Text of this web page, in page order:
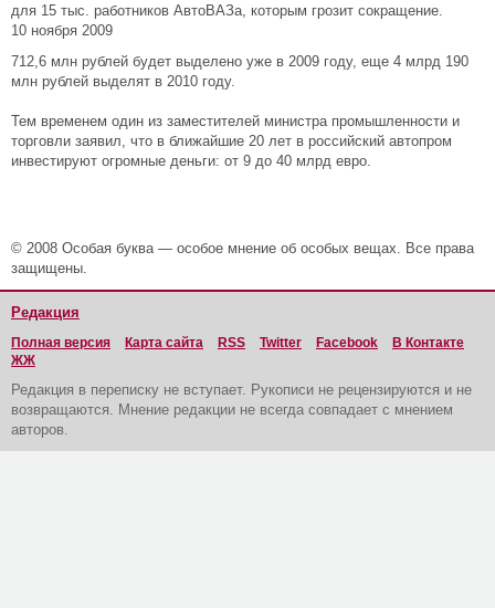
для 15 тыс. работников АвтоВАЗа, которым грозит сокращение.
10 ноября 2009
712,6 млн рублей будет выделено уже в 2009 году, еще 4 млрд 190
млн рублей выделят в 2010 году.
Тем временем один из заместителей министра промышленности и
торговли заявил, что в ближайшие 20 лет в российский автопром
инвестируют огромные деньги: от 9 до 40 млрд евро.
© 2008 Особая буква — особое мнение об особых вещах. Все права
защищены.
Редакция
Полная версия Карта сайта RSS Twitter Facebook
В Контакте
ЖЖ
Редакция в переписку не вступает. Рукописи не рецензируются и не
возвращаются. Мнение редакции не всегда совпадает с мнением
авторов.